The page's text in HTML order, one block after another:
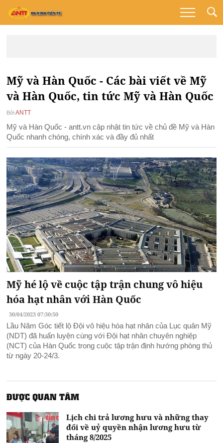
Mỹ và Hàn Quốc - Các bài viết về Mỹ
và Hàn Quốc, tin tức Mỹ và Hàn Quốc
Bởi ANTT
Mỹ và Hàn Quốc - antt.vn cập nhật tin tức về chủ đề Mỹ và Hàn
Quốc nhanh chóng, chính xác và đầy đủ nhất
Mỹ hé lộ về cuộc tập trận chung vô hiệu
hóa hạt nhân với Hàn Quốc
30/04/2023 07:30:50
Lầu Năm Góc tiết lộ Đội vô hiệu hóa hạt nhân của Lục quân Mỹ
(NDT) đã huấn luyện cùng với Đội hạt nhân chuyên nghiệp
(NCT) của Hàn Quốc trong cuộc tập trận định hướng phòng thủ
từ ngày 20-24/3.
ĐƯỢC QUAN TÂM
Lịch chi trả lương hưu và những thay
đổi về uỷ quyền nhận lương hưu từ
tháng 8/2025